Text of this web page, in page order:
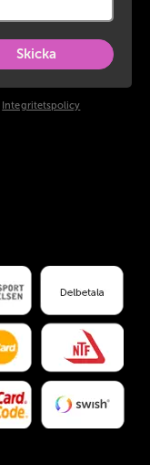
Skicka
Integritetspolicy